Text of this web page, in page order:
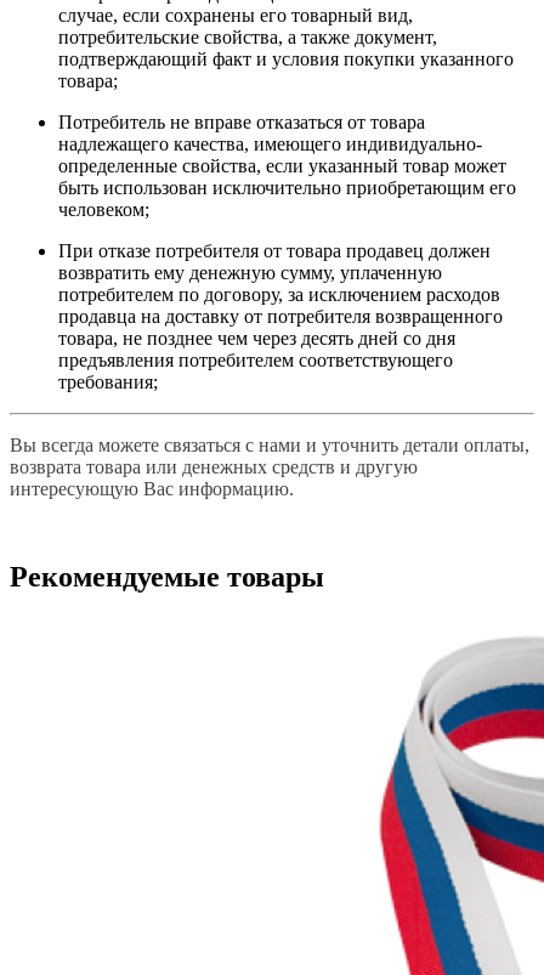
случае, если сохранены его товарный вид,
потребительские свойства, а также документ,
подтверждающий факт и условия покупки указанного
товара;
Потребитель не вправе отказаться от товара
надлежащего качества, имеющего индивидуально-
определенные свойства, если указанный товар может
быть использован исключительно приобретающим его
человеком;
При отказе потребителя от товара продавец должен
возвратить ему денежную сумму, уплаченную
потребителем по договору, за исключением расходов
продавца на доставку от потребителя возвращенного
товара, не позднее чем через десять дней со дня
предъявления потребителем соответствующего
требования;
Вы всегда можете связаться с нами и уточнить детали оплаты,
возврата товара или денежных средств и другую
интересующую Вас информацию.
Рекомендуемые товары